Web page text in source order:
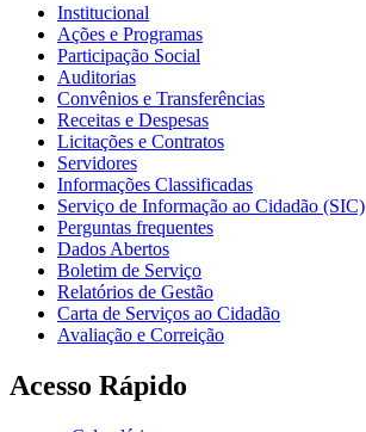
Institucional
Ações e Programas
Participação Social
Auditorias
Convênios e Transferências
Receitas e Despesas
Licitações e Contratos
Servidores
Informações Classificadas
Serviço de Informação ao Cidadão (SIC)
Perguntas frequentes
Dados Abertos
Boletim de Serviço
Relatórios de Gestão
Carta de Serviços ao Cidadão
Avaliação e Correição
Acesso Rápido